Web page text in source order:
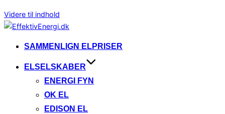
Videre til indhold
SAMMENLIGN ELPRISER
ELSELSKABER
ENERGI FYN
OK EL
EDISON EL